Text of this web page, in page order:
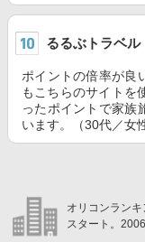
るるぶトラベル
ポイントの倍率が良
もこちらのサイトを
ったポイントで家族
います。（30代／女
オリコンラン
スタート。